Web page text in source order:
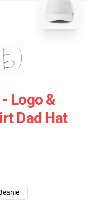
Logo &
Dad Hat